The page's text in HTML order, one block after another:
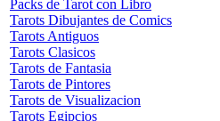
Packs de Tarot con Libro
Tarots Dibujantes de Comics
Tarots Antiguos
Tarots Clasicos
Tarots de Fantasia
Tarots de Pintores
Tarots de Visualizacion
Tarots Egipcios